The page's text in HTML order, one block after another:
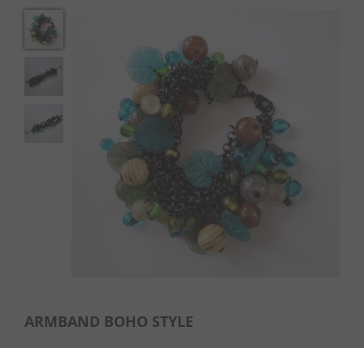
ARMBAND BOHO STYLE